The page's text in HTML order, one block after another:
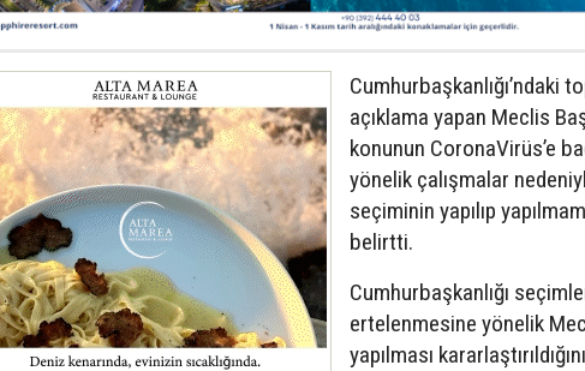
Cumhurbaşkanlığı’ndaki
açıklama yapan Meclis
konunun CoronaVirüs’e
yönelik çalışmalar
seçiminin yapılıp
belirtti.
Cumhurbaşkanlığı
ertelenmesine yönelik
yapılması